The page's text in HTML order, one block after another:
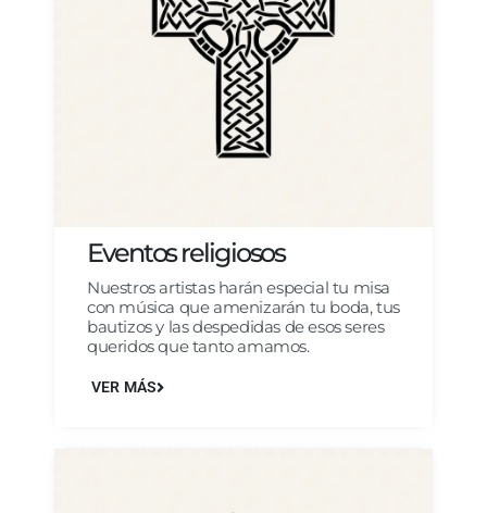
Eventos religiosos
Nuestros artistas harán especial tu misa
con música que amenizarán tu boda, tus
bautizos y las despedidas de esos seres
queridos que tanto amamos.
VER MÁS